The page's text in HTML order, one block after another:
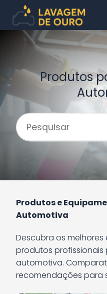
Produtos
Produtos e
Automotiva
Descubra os
produtos
automotiva.
recomendações para